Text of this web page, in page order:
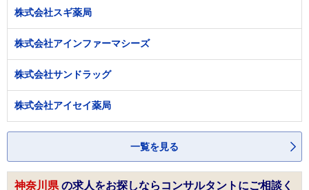
株式会社スギ薬局
株式会社アインファーマシーズ
株式会社サンドラッグ
株式会社アイセイ薬局
一覧を見る
神奈川県 の求人をお探しならコンサルタントにご相談く